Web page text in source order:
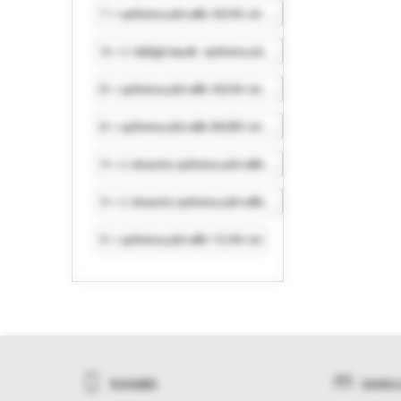
7 = spilvena pārvalki 40/40 cm (2 gab.)
8 = 2-daļīgā iepak. spilvena pārvalki 80/80 cm
8 = spilvena pārvalki 40/40 cm (2 gab.)
8 = spilvena pārvalki 80/80 cm (2 gab.)
9 = 2 skausta spilvena pārvalki 15/40 cm
9 = 2 skausta spilvena pārvalki 15/40 cm
9 = spilvena pārvalki 15/40 cm
Kontakti